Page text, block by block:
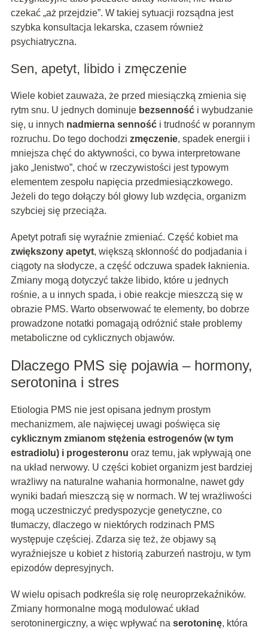
czekać „aż przejdzie”. W takiej sytuacji rozsądna jest
szybka konsultacja lekarska, czasem również
psychiatryczna.
Sen, apetyt, libido i zmęczenie
Wiele kobiet zauważa, że przed miesiączką zmienia się
rytm snu. U jednych dominuje bezsennośći wybudzanie
się, u innych nadmierna sennośći trudność w porannym
rozruchu. Do tego dochodzi zmęczenie, spadek energii i
mniejsza chęć do aktywności, co bywa interpretowane
jako „lenistwo”, choć w rzeczywistości jest typowym
elementem zespołu napięcia przedmiesiączkowego.
Jeżeli do tego dołączy ból głowy lub wzdęcia, organizm
szybciej się przeciąża.
Apetyt potrafi się wyraźnie zmieniać. Część kobiet ma
zwiększony apetyt, większą skłonność do podjadania i
ciągoty na słodycze, a część odczuwa spadek łaknienia.
Zmiany mogą dotyczyć także libido, które u jednych
rośnie, a u innych spada, i obie reakcje mieszczą się w
obrazie PMS. Warto obserwować te elementy, bo dobrze
prowadzone notatki pomagają odróżnić stałe problemy
metaboliczne od cyklicznych objawów.
Dlaczego PMS się pojawia – hormony,
serotonina i stres
Etiologia PMS nie jest opisana jednym prostym
mechanizmem, ale najwięcej uwagi poświęca się
cyklicznym zmianom stężenia estrogenów (w tym
estradiolu) i progesteronu oraz temu, jak wpływają one
na układ nerwowy. U części kobiet organizm jest bardziej
wrażliwy na naturalne wahania hormonalne, nawet gdy
wyniki badań mieszczą się w normach. W tej wrażliwości
mogą uczestniczyć predyspozycje genetyczne, co
tłumaczy, dlaczego w niektórych rodzinach PMS
występuje częściej. Zdarza się też, że objawy są
wyraźniejsze u kobiet z historią zaburzeń nastroju, w tym
epizodów depresyjnych.
W wielu opisach podkreśla się rolę neuroprzekaźników.
Zmiany hormonalne mogą modulować układ
serotoninergiczny, a więc wpływać na serotoninę, która